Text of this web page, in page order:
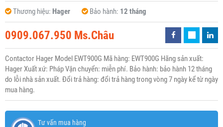
Thương hiệu: Hager Bảo hành: 12 tháng
0909.067.950 Ms.Châu
Contactor Hager Model EWT900G Mã hàng: EWT900G Hãng sản xuất:
Hager Xuất xứ: Pháp Vận chuyển: miễn phí. Bảo hành: bảo hành 12 tháng
do lỗi nhà sản xuất. Đổi trả hàng: đổi trả hàng trong vòng 7 ngày kể từ ngày
mua hàng.
Tư vấn mua hàng